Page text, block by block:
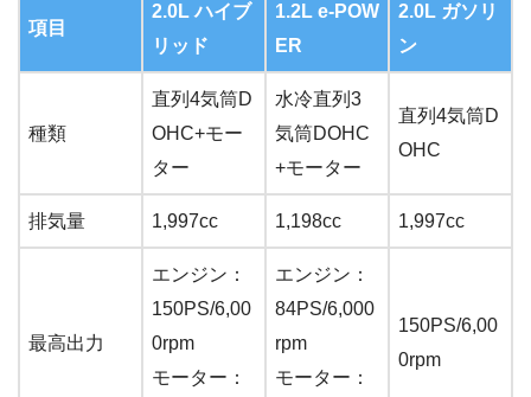
項目
2.0L ハイブ
リッド
1.2L e-POW
ER
2.0L ガソリ
ン
種類
直列4気筒D
OHC+モー
ター
水冷直列3
気筒DOHC
+モーター
直列4気筒D
OHC
排気量 1,997cc 1,198cc 1,997cc
最高出力
エンジン：
150PS/6,00
0rpm
モーター：
エンジン：
84PS/6,000
rpm
モーター：
150PS/6,00
0rpm